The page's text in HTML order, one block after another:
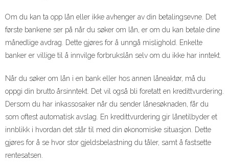
Om du kan ta opp lån eller ikke avhenger av din betalingsevne. Det
første bankene ser på når du søker om lån, er om du kan betale dine
månedlige avdrag. Dette gjøres for å unngå mislighold. Enkelte
banker er villige til å innvilge forbrukslån selv om du ikke har inntekt.
Når du søker om lån i en bank eller hos annen låneaktør, må du
oppgi din brutto årsinntekt. Det vil også bli foretatt en kredittvurdering.
Dersom du har inkassosaker når du sender lånesøknaden, får du
som oftest automatisk avslag. En kredittvurdering gir lånetilbyder et
innblikk i hvordan det står til med din økonomiske situasjon. Dette
gjøres for å se hvor stor gjeldsbelastning du tåler, samt å fastsette
rentesatsen.